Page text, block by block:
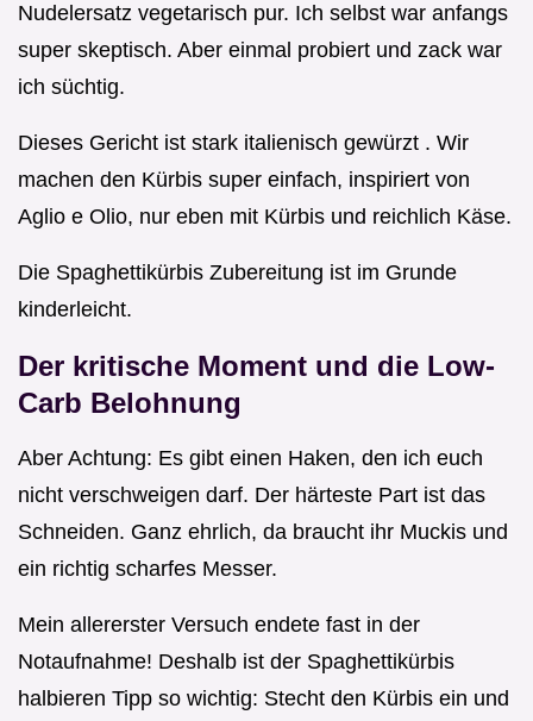
Nudelersatz vegetarisch pur. Ich selbst war anfangs
super skeptisch. Aber einmal probiert und zack war
ich süchtig.
Dieses Gericht ist stark italienisch gewürzt . Wir
machen den Kürbis super einfach, inspiriert von
Aglio e Olio, nur eben mit Kürbis und reichlich Käse.
Die Spaghettikürbis Zubereitung ist im Grunde
kinderleicht.
Der kritische Moment und die Low-
Carb Belohnung
Aber Achtung: Es gibt einen Haken, den ich euch
nicht verschweigen darf. Der härteste Part ist das
Schneiden. Ganz ehrlich, da braucht ihr Muckis und
ein richtig scharfes Messer.
Mein allererster Versuch endete fast in der
Notaufnahme! Deshalb ist der Spaghettikürbis
halbieren Tipp so wichtig: Stecht den Kürbis ein und